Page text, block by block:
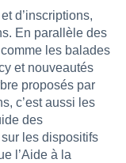
d’inscriptions,
En parallèle des
les balades
et nouveautés
proposés par
c’est aussi les
des
les dispositifs
l’Aide à la